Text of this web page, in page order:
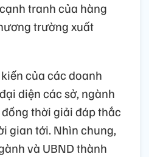
tranh của hàng
trường xuất
của các doanh
diện các sở, ngành
thời giải đáp thắc
gian tới. Nhìn chung,
và UBND thành